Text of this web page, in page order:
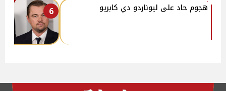
6 هجوم حاد على ليوناردو دي كابريو